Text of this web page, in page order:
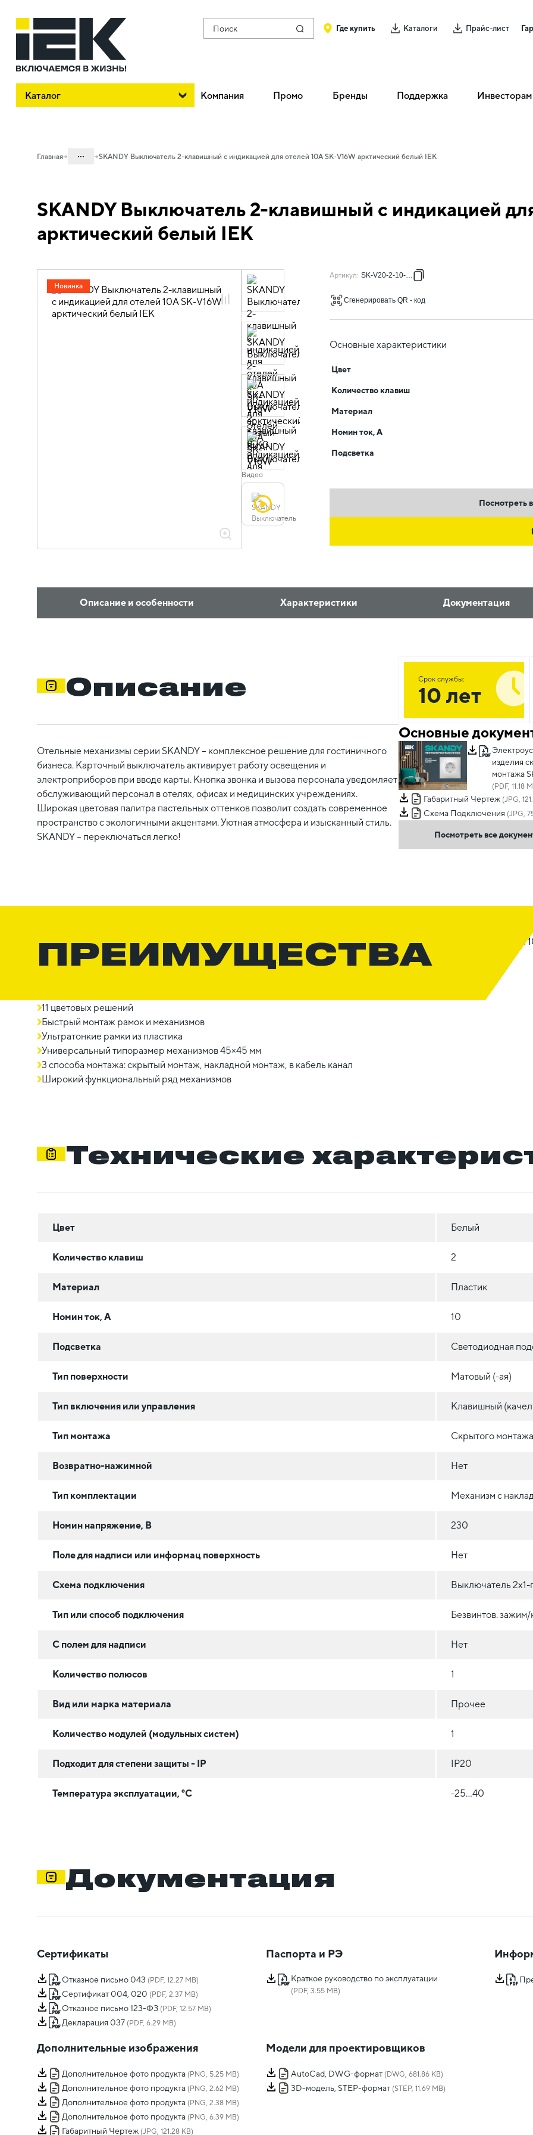
Поиск Где купить Каталоги Прайс-лист
Каталог Компания Промо Бренды Поддержка Инвесторам
Главная ...
06. Изделия электроустановочные,
удлинители и силовые разъемы
06.01 Электроустановочные изделия
белый
SKANDY Выключатель 2-клавишный с индикацией для отелей 10А SK-V16W арктический белый IEK
SKANDY Выключатель 2-клавишный с индикацией
арктический белый IEK
Новинка
Видео
Артикул: SK-V20-2-10-K01
Сгенерировать QR - код
Основные характеристики
Цвет
Количество клавиш
Материал
Номин ток, А
Подсветка
Посмотреть
Описание и особенности Характеристики Документация
Описание
Отельные механизмы серии SKANDY – комплексное решение для гостиничного
бизнеса. Карточный выключатель активирует работу освещения и
электроприборов при вводе карты. Кнопка звонка и вызова персонала уведомляет
обслуживающий персонал в отелях, офисах и медицинских учреждениях.
Широкая цветовая палитра пастельных оттенков позволит создать современное
пространство с экологичными акцентами. Уютная атмосфера и изысканный стиль.
SKANDY – переключаться легко!
Срок службы:
10 лет
Основные
изделия
монтажа
(PDF, 11.18
Габаритный Чертеж (JPG,
Схема Подключения (JPG,
Посмотреть все
ПРЕИМУЩЕСТВА
11 цветовых решений
Быстрый монтаж рамок и механизмов
Ультратонкие рамки из пластика
Универсальный типоразмер механизмов 45×45 мм
3 способа монтажа: скрытый монтаж, накладной монтаж, в кабель канал
Широкий функциональный ряд механизмов
Технические
Цвет Белый
Количество клавиш 2
Материал Пластик
Номин ток, А 10
Подсветка Светодиодная
Тип поверхности Матовый (-ая)
Тип включения или управления Клавишный
Тип монтажа Скрытого
Возвратно-нажимной Нет
Тип комплектации Механизм с
Номин напряжение, В 230
Поле для надписи или информац поверхность Нет
Схема подключения Выключатель
Тип или способ подключения Безвинтов.
С полем для надписи Нет
Количество полюсов 1
Вид или марка материала Прочее
Количество модулей (модульных систем) 1
Подходит для степени защиты - IP IP20
Температура эксплуатации, °C -25...40
Документация
Сертификаты
Отказное письмо 043 (PDF, 12.27 MB)
Сертификат 004, 020 (PDF, 2.37 MB)
Отказное письмо 123-ФЗ (PDF, 12.57 MB)
Декларация 037 (PDF, 6.29 MB)
Паспорта и РЭ
Краткое руководство по эксплуатации
(PDF, 3.55 MB)
Дополнительные изображения
Дополнительное фото продукта (PNG, 5.25 MB)
Дополнительное фото продукта (PNG, 2.62 MB)
Дополнительное фото продукта (PNG, 2.38 MB)
Дополнительное фото продукта (PNG, 6.39 MB)
Габаритный Чертеж (JPG, 121.28 KB)
Модели для проектировщиков
AutoCad, DWG-формат(DWG, 681.86 KB)
3D-модель, STEP-формат(STEP, 11.69 MB)